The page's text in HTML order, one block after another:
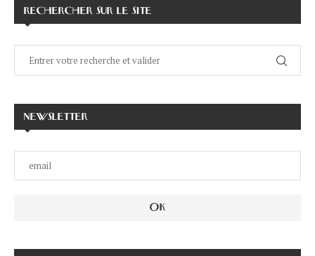
RECHERCHER SUR LE SITE
NEWSLETTER